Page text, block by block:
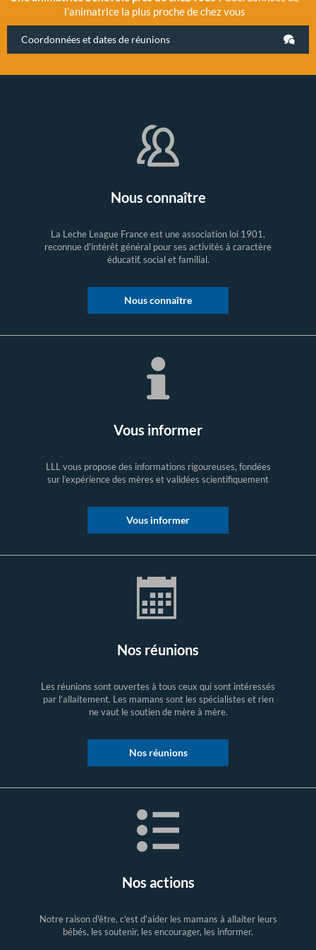
l’animatrice la plus proche de chez vous
Coordonnées et dates de réunions
Nous connaître
La Leche League France est une association loi 1901,
reconnue d'intérêt général pour ses activités à caractère
éducatif, social et familial.
Nous connaître
Vous informer
LLL vous propose des informations rigoureuses, fondées
sur l’expérience des mères et validées scientifiquement
Vous informer
Nos réunions
Les réunions sont ouvertes à tous ceux qui sont intéressés
par l’allaitement. Les mamans sont les spécialistes et rien
ne vaut le soutien de mère à mère.
Nos réunions
Nos actions
Notre raison d'être, c'est d'aider les mamans à allaiter leurs
bébés, les soutenir, les encourager, les informer.